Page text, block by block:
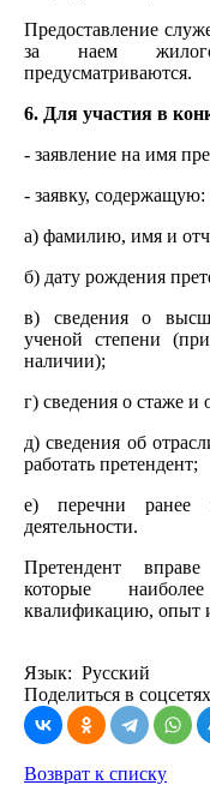
Предоставление
за наем
предусматриваются.
6. Для участия в
- заявление на имя
- заявку, содержащую:
а) фамилию, имя и
б) дату рождения
в) сведения о
ученой степени
наличии);
г) сведения о стаже и
д) сведения об
работать претендент;
е) перечни ранее
деятельности.
Претендент
которые
квалификацию, опыт и
Язык: Русский
Поделиться в
Возврат к списку